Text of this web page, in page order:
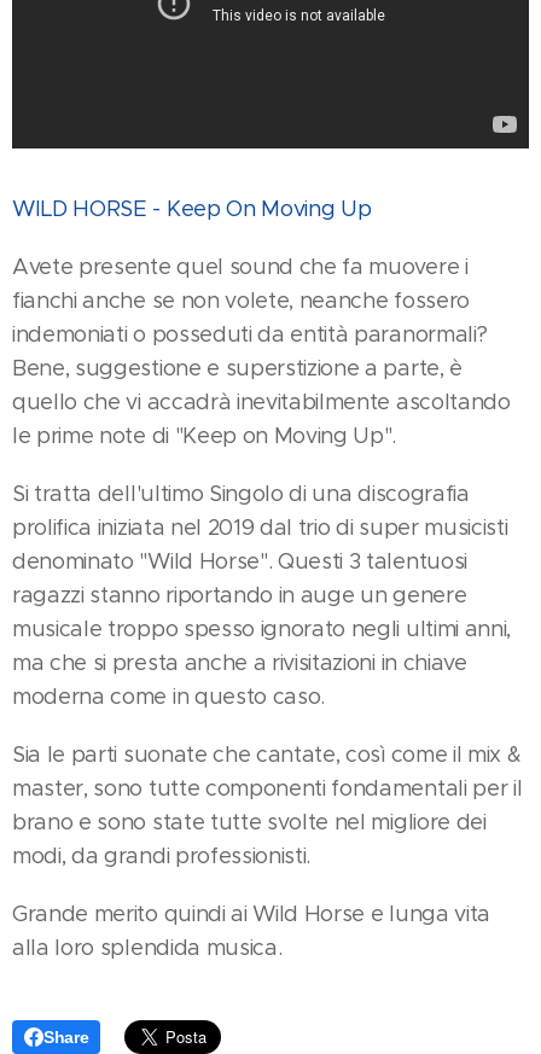
WILD HORSE - Keep On Moving Up
Avete presente quel sound che fa muovere i
fianchi anche se non volete, neanche fossero
indemoniati o posseduti da entità paranormali?
Bene, suggestione e superstizione a parte, è
quello che vi accadrà inevitabilmente ascoltando
le prime note di "Keep on Moving Up".
Si tratta dell'ultimo Singolo di una discografia
prolifica iniziata nel 2019 dal trio di super musicisti
denominato "Wild Horse". Questi 3 talentuosi
ragazzi stanno riportando in auge un genere
musicale troppo spesso ignorato negli ultimi anni,
ma che si presta anche a rivisitazioni in chiave
moderna come in questo caso.
Sia le parti suonate che cantate, così come il mix &
master, sono tutte componenti fondamentali per il
brano e sono state tutte svolte nel migliore dei
modi, da grandi professionisti.
Grande merito quindi ai Wild Horse e lunga vita
alla loro splendida musica.
Share